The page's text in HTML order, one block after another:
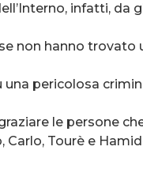
infatti, da
non hanno
una pericolosa
le persone
Carlo, Tourè e